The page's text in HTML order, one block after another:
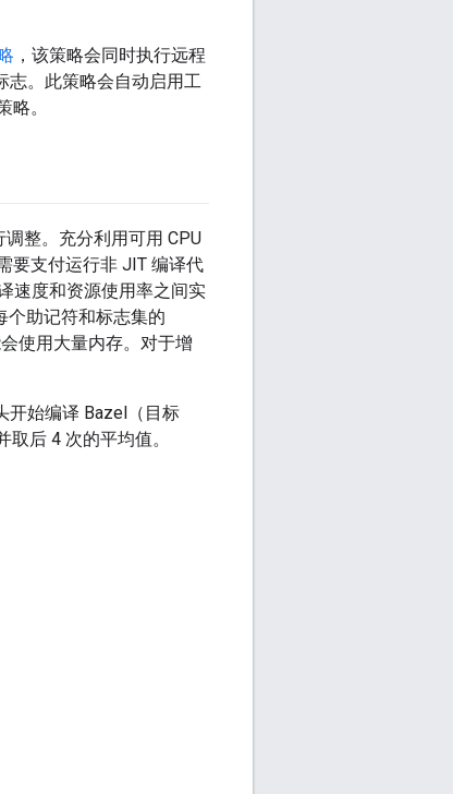
，该策略会同时执行远程
志。此策略会自动启用工
略。
调整。充分利用可用 CPU
要支付运行非 JIT 编译代
速度和资源使用率之间实
个助记符和标志集的
使用大量内存。对于增
开始编译 Bazel（目标
后 4 次的平均值。